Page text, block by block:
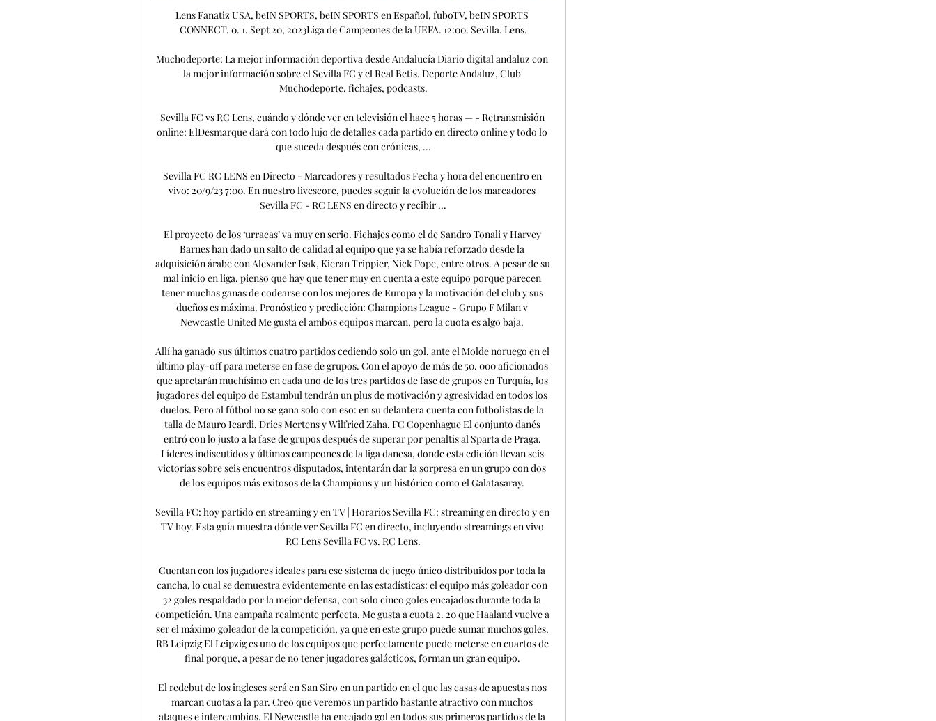
Lens Fanatiz USA, beIN SPORTS, beIN SPORTS en Español, fuboTV, beIN SPORTS CONNECT. 0. 1. Sept 20, 2023Liga de Campeones de la UEFA. 12:00. Sevilla. Lens.

Muchodeporte: La mejor información deportiva desde Andalucía Diario digital andaluz con la mejor información sobre el Sevilla FC y el Real Betis. Deporte Andaluz, Club Muchodeporte, fichajes, podcasts.

Sevilla FC vs RC Lens, cuándo y dónde ver en televisión el hace 5 horas — - Retransmisión online: ElDesmarque dará con todo lujo de detalles cada partido en directo online y todo lo que suceda después con crónicas, ...

Sevilla FC RC LENS en Directo - Marcadores y resultados Fecha y hora del encuentro en vivo: 20/9/23 7:00. En nuestro livescore, puedes seguir la evolución de los marcadores Sevilla FC - RC LENS en directo y recibir ...

El proyecto de los ‘urracas’ va muy en serio. Fichajes como el de Sandro Tonali y Harvey Barnes han dado un salto de calidad al equipo que ya se había reforzado desde la adquisición árabe con Alexander Isak, Kieran Trippier, Nick Pope, entre otros. A pesar de su mal inicio en liga, pienso que hay que tener muy en cuenta a este equipo porque parecen tener muchas ganas de codearse con los mejores de Europa y la motivación del club y sus dueños es máxima. Pronóstico y predicción: Champions League - Grupo F Milan v Newcastle United Me gusta el ambos equipos marcan, pero la cuota es algo baja. 

Allí ha ganado sus últimos cuatro partidos cediendo solo un gol, ante el Molde noruego en el último play-off para meterse en fase de grupos. Con el apoyo de más de 50. 000 aficionados que apretarán muchísimo en cada uno de los tres partidos de fase de grupos en Turquía, los jugadores del equipo de Estambul tendrán un plus de motivación y agresividad en todos los duelos. Pero al fútbol no se gana solo con eso: en su delantera cuenta con futbolistas de la talla de Mauro Icardi, Dries Mertens y Wilfried Zaha. FC Copenhague El conjunto danés entró con lo justo a la fase de grupos después de superar por penaltis al Sparta de Praga. Líderes indiscutidos y últimos campeones de la liga danesa, donde esta edición llevan seis victorias sobre seis encuentros disputados, intentarán dar la sorpresa en un grupo con dos de los equipos más exitosos de la Champions y un histórico como el Galatasaray. 

Sevilla FC: hoy partido en streaming y en TV | Horarios Sevilla FC: streaming en directo y en TV hoy. Esta guía muestra dónde ver Sevilla FC en directo, incluyendo streamings en vivo RC Lens Sevilla FC vs. RC Lens.

Cuentan con los jugadores ideales para ese sistema de juego único distribuidos por toda la cancha, lo cual se demuestra evidentemente en las estadísticas: el equipo más goleador con 32 goles respaldado por la mejor defensa, con solo cinco goles encajados durante toda la competición. Una campaña realmente perfecta. Me gusta a cuota 2. 20 que Haaland vuelve a ser el máximo goleador de la competición, ya que en este grupo puede sumar muchos goles. RB Leipzig El Leipzig es uno de los equipos que perfectamente puede meterse en cuartos de final porque, a pesar de no tener jugadores galácticos, forman un gran equipo. 

El redebut de los ingleses será en San Siro en un partido en el que las casas de apuestas nos marcan cuotas a la par. Creo que veremos un partido bastante atractivo con muchos ataques e intercambios. El Newcastle ha encajado gol en todos sus primeros partidos de la Premier y el Milán ha marcado ocho goles en tres partidos. 

Pronóstico y predicción: Champions League - Grupo E Feyenoord v Celtic El más de 2. 5 goles es buena opción en este partido. Ambos tienen gol y en defensa no están teniendo mucha solidez. En los cuatro primeros partidos de liga los holandeses han encajado gol en 3 de ellos y, por otro lado, creo que los escoceses pueden sufrir bastante defensivamente en Róterdam. Conoce todos los pronósticos del Feyenoord - Celtic de nuestro foro Lazio v Atlético de Madrid Recomendable apostar a menos de 2. 5 goles. 

Sevilla FC contra RC Lens Ver en directo, Pronósticos hace 4 días — Como ver el partido Sevilla FC contra RC Lens video en directo. ⚽️ Pronósticos, cara a cara, estadísticas y resultado en directo.

La recompensa incluye además un partido soñado: su estreno será ante el Real Madrid en el Santiago Bernabéu. Dada su formación no muy común de 3-1-4-2 y su tendencia de enfocarse en los centros, siendo el segundo equipo con mayor número de pases cruzados desde campo abierto en la 22/23, Die Eisernen tiene alguna posibilidad de ser un tapado en su edición debut. No será fácil. Pronóstico y predicción: Champions League - Grupo C Real Madrid v Unión Berlín El HA -1. 25 me parece interesante aquí. Esto significa que, si los merengues ganan por dos o más goles, ganarás la apuesta entera. Si es por un gol de diferencia, pierdes la mitad y recuperas la otra mitad. El Madrid jugará el primer partido en un Bernabéu recién pintado y reformadito contra los alemanes debutantes, por lo que no creo que tengan dificultades para golear. Mira los otros pronósticos de nuestro foro para este partido. 

En cambio, veo pocos goles porque espero un partido muy reñido e intenso. Creo que los rojiblancos harán un encuentro defensivo saliendo al contraataque como les suele ser habitual, por lo que pienso que no será un partido abierto. Para los colchoneros es muy importante empezar sumando, así que no tomarán muchos riesgos en defensa. Conoce todos los pronósticos del Lazio - Atlético de nuestro foro Pronósticos Champions League - Grupo F El grupo de la "muerte" Sin duda alguna, este grupo es el más interesante de todos porque el nivel de los cuatro equipos es muy bueno. Estarán ansiosos por demostrar su valía en la máxima competición europea y todos intentarán empezar con buen pie para coger impulso. PSG El PSG afrontará esta edición de Champions sin Leo Messi ni Neymar. 

Sevilla – Lens: Marcador en vivo, últimas noticias Partido Sevilla vs Lens - UEFA Liga de Campeones (9/20/2023): Marcador en vivo, retransmisión, estadísticas y resultados directos en Tribuna.com.

R. C. Lens: Últimas noticias en Gol Caracol Encuentra las últimas noticias de R. C. Lens: Deiver Machado se alista para la Champions League: fue convocado por Lens para duelo contra Sevilla, ...

Sevilla vs RC Lens en vivo 20.09.2023 - Azscore dentro de 7 horas — Todos los usuarios de azscore.es pueden ver Sevilla vs RC Lens en vivo y en directo, sin retrasos, con estadísticas completas online.

Ver Fútbol Online en Directo | DAZN ES RC Strasbourg Alsace - RC LensLigue 1 Uber Eats · Getafe CF - Villarreal CF Sevilla FC - UD Las PalmasLALIGA EA SPORTS · Villarreal CF - UD AlmeríaLALIGA EA ...

Lens vs. PSG EN VIVO ONLINE, por la Ligue 1 4 dic 2021 — Pese a haber empatado la jornada anterior, el equipo de Pochettino busca volver al triunfo cuando enfrente al Racing Club de Lens en la Fecha 17 ...

Atlético de Madrid La temporada pasada, el equipo del Cholo Simeone hizo una fase de grupos muy floja: últimos con solo cinco puntos y sin siquiera Europa League. Creo que este año se clasificará porque tienen la motivación de borrar la mala imagen y el grupo es algo más asequible que el del año pasado. Los colchoneros han arrancado con buen pie, invictos hasta la fecha y con una goleada impresionante de 7-0 contra el Rayo Vallecano en LaLiga. 

[ANÁLISIS] RC Lens, una oportunidad de oro para sumar hace 1 día — El RC Lens, rival del Sevilla FC, todavía no ha logrado la victoria en esta temporada y ha perdido el sentido de su juego.

Es más, estarán sin Antony y Jadon Sancho debido a las investigaciones en curso sobre su disciplina. Solo el tiempo dirá cómo repercutirá todo esto sobre el césped en la mayor competición europea. Galatasaray El conjunto turco se hace muy fuerte en El Infierno de Estambul, mote con el que se conoce a su casa, el RAMS Park Stadium. 

Conoce todos los otros pronósticos del Milan - Newcastle en nuestro foro PSG v Borussia de Dortmund Optaría por un victoria local para este primer enfrentamiento. El PSG inicia su andadura en casa contra el Dortmund. Aunque pocos ven favoritos este año a los franceses, yo creo que esto puede beneficiarlos porque no tienen tanta presión. Sin embargo, no pueden descartar la calidad de sus rivales del grupo. Estos son todos los pronósticos del PSG - Borussia en nuestro foro de apuestas deportivas Pronósticos Champions League - Grupo G El City: capaz de ganar otra vez la "orejona" Grupo bastante asequible para los Cityzens y el Leipzig. Manchester City Los de Pep Guardiola han dominado Inglaterra durante estos últimos años y ganaron su primera Champions porque juegan al fútbol de maravilla. 

Sin duda, uno de los favoritos para levantar la orejona. Manchester United Por muy optimistas que fuesen sus aficionados con las llegadas de André Onana, Mason Mount y Rasmus Højlund, los Diablos Rojos vienen dejando dudas a domicilio, tras dos derrotas consecutivas en esa condición contra el Tottenham (2-0) y el Arsenal (3-1) a pesar de haber tomado la delantera, con lo cual se encuentran undécimos en la tabla. 

PSV El PSV es un equipo que propone un juego bastante ofensivo y cuenta con jugadores desequilibrantes como Noa Lang y el potente Bakayoko. Luuk de Jong está dulce y lleva cinco partidos consecutivos marcando, lo que ha contribuido a su perfecto comienzo de temporada, con ocho victorias de ocho -incluidas dos eliminatorias de la Champions con las que se aseguró su plaza en la gran cita de este año. Pronóstico y predicción: Champions League - Grupo B Arsenal v PSV Eindhoven La victoria del Arsenal me parece buena, recomiendo juntarla con otras apuestas en una combinada. Como ya mencioné antes, los Gunners suelen ser difíciles de vencer cuando juegan como local. Solo el City y una rareza de un Brighton muy enardecido (0-3) lograron interponerse en su camino hacia una campaña invicta en casa en la Premier League 22/23. 

Pronosticos y Estadisticas Champions League 2023/2024Pronósticos Champions League 2023/2024 ¡Arranca la fase de grupos de la Cha